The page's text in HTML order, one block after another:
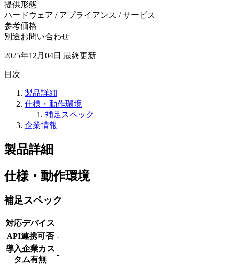
提供形態
ハードウェア / アプライアンス / サービス
参考価格
別途お問い合わせ
2025年12月04日 最終更新
目次
製品詳細
仕様・動作環境
補足スペック
企業情報
製品詳細
仕様・動作環境
補足スペック
対応デバイス
API連携可否 -
導入企業カス
タム有無
-